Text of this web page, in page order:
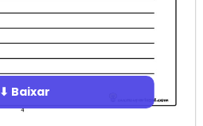
⬇ Baixar